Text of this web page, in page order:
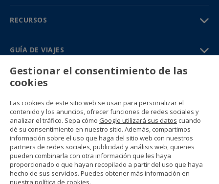
RECURSOS
GUÍA DE VIAJES
PARTNERS
Contacto
Precios y catálogos
(+34) 91 594 37 76
Gustavo Fernández Balbuena, 11
28002 Madrid, Spain
Sitemap
Condiciones generales
Política de privacidad
Gestionar el consentimiento de las
cookies
Las cookies de este sitio web se usan para personalizar el
contenido y los anuncios, ofrecer funciones de redes sociales y
analizar el tráfico. Sepa cómo Google utilizará sus datos cuando
dé su consentimiento en nuestro sitio. Además, compartimos
información sobre el uso que haga del sitio web con nuestros
partners de redes sociales, publicidad y análisis web, quienes
pueden combinarla con otra información que les haya
proporcionado o que hayan recopilado a partir del uso que haya
hecho de sus servicios. Puedes obtener más información en
nuestra política de cookies.